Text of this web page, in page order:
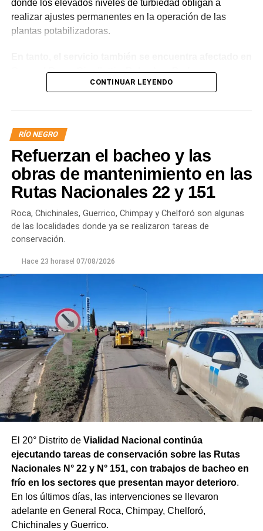
donde los elevados niveles de turbiedad obligan a
realizar ajustes permanentes en la operación de las
plantas potabilizadoras.
General Roca, Cipolletti y Balsa Las Perlas,
localidades donde podrían registrarse bajas de
trabaja para sostener la producción de agua potable.
Por otra parte, en Gral. E. Godoy se registran valores de
turbiedad cercanos a 80 NTU, mientras que en
Chichinales rondan los 10 NTU. En ambos casos, las
plantas continúan funcionando con monitoreo
permanente.
Los equipos técnicos de Aguas Rionegrinas mantienen
un seguimiento constante de la evolución de la turbiedad
con las condiciones que presenta el río.
CONTINUAR LEYENDO
RÍO NEGRO
Refuerzan el bacheo y las
obras de mantenimiento en las
Rutas Nacionales 22 y 151
Roca, Chichinales, Guerrico, Chimpay y Chelforó son algunas
de las localidades donde ya se realizaron tareas de
conservación.
Hace 23 horasel 07/08/2026
El 20° Distrito de Vialidad Nacional continúa
ejecutando tareas de conservación sobre las Rutas
Nacionales N° 22 y N° 151, con trabajos de bacheo en
frío en los sectores que presentan mayor deterioro.
En los últimos días, las intervenciones se llevaron
adelante en General Roca, Chimpay, Chelforó,
Chichinales y Guerrico.